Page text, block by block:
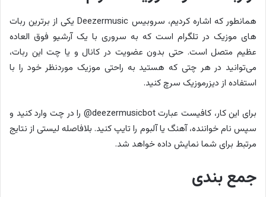
همانطور که اشاره کردیم، سروبیس Deezermusic یکی از برترین ربات
های موزیک در تلگرام است که به سروری با یک آرشیو فوق العاده
عظیم متصل است. حتی بدون عضویت در کانال و یا چت این ربات،
می‌توانید در هر چتی که هستید به راحتی موزیک موردنظر خود را با
استفاده از دیزرموزیک سرچ کنید.
برای این کار، کافیست عبارت deezermusicbot@ را در چت وارد کنید و
سپس نام خواننده، آهنگ یا آلبوم را تایپ کنید. بلافاصله لیستی از نتایج
مرتبط برای شما نمایش داده خواهد شد.
جمع بندی